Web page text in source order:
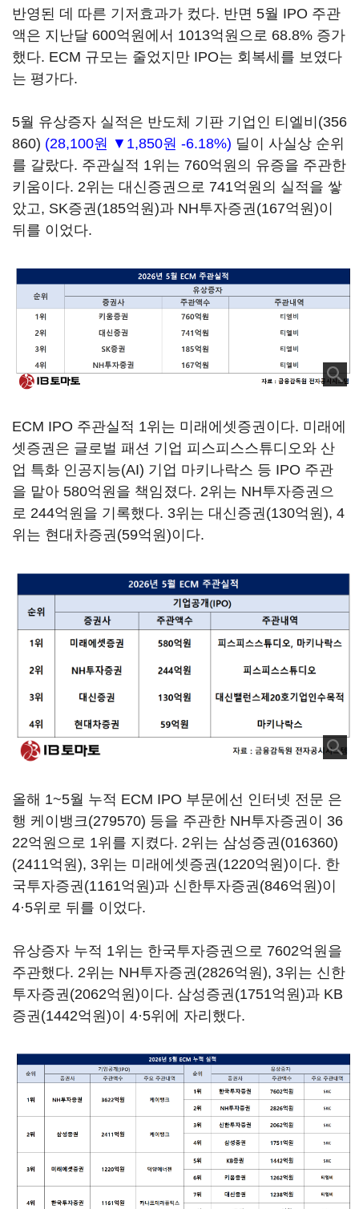
반영된 데 따른 기저효과가 컸다. 반면 5월 IPO 주관
액은 지난달 600억원에서 1013억원으로 68.8% 증가
했다. ECM 규모는 줄었지만 IPO는 회복세를 보였다
는 평가다.
5월 유상증자 실적은 반도체 기판 기업인 티엘비(356
860) (28,100원 ▼1,850원 -6.18%) 딜이 사실상 순위
를 갈랐다. 주관실적 1위는 760억원의 유증을 주관한
키움이다. 2위는 대신증권으로 741억원의 실적을 쌓
았고, SK증권(185억원)과 NH투자증권(167억원)이
뒤를 이었다.
ECM IPO 주관실적 1위는 미래에셋증권이다. 미래에
셋증권은 글로벌 패션 기업 피스피스스튜디오와 산
업 특화 인공지능(AI) 기업 마키나락스 등 IPO 주관
을 맡아 580억원을 책임졌다. 2위는 NH투자증권으
로 244억원을 기록했다. 3위는 대신증권(130억원), 4
위는 현대차증권(59억원)이다.
올해 1~5월 누적 ECM IPO 부문에선 인터넷 전문 은
행 케이뱅크(279570) 등을 주관한 NH투자증권이 36
22억원으로 1위를 지켰다. 2위는 삼성증권(016360)
(2411억원), 3위는 미래에셋증권(1220억원)이다. 한
국투자증권(1161억원)과 신한투자증권(846억원)이
4·5위로 뒤를 이었다.
유상증자 누적 1위는 한국투자증권으로 7602억원을
주관했다. 2위는 NH투자증권(2826억원), 3위는 신한
투자증권(2062억원)이다. 삼성증권(1751억원)과 KB
증권(1442억원)이 4·5위에 자리했다.